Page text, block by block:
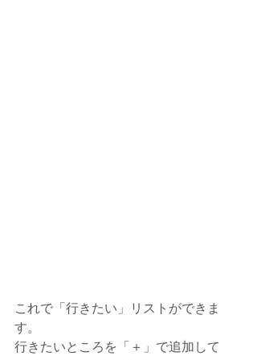
これで「行きたい」リストができま
す。
行きたいところを「＋」で追加して